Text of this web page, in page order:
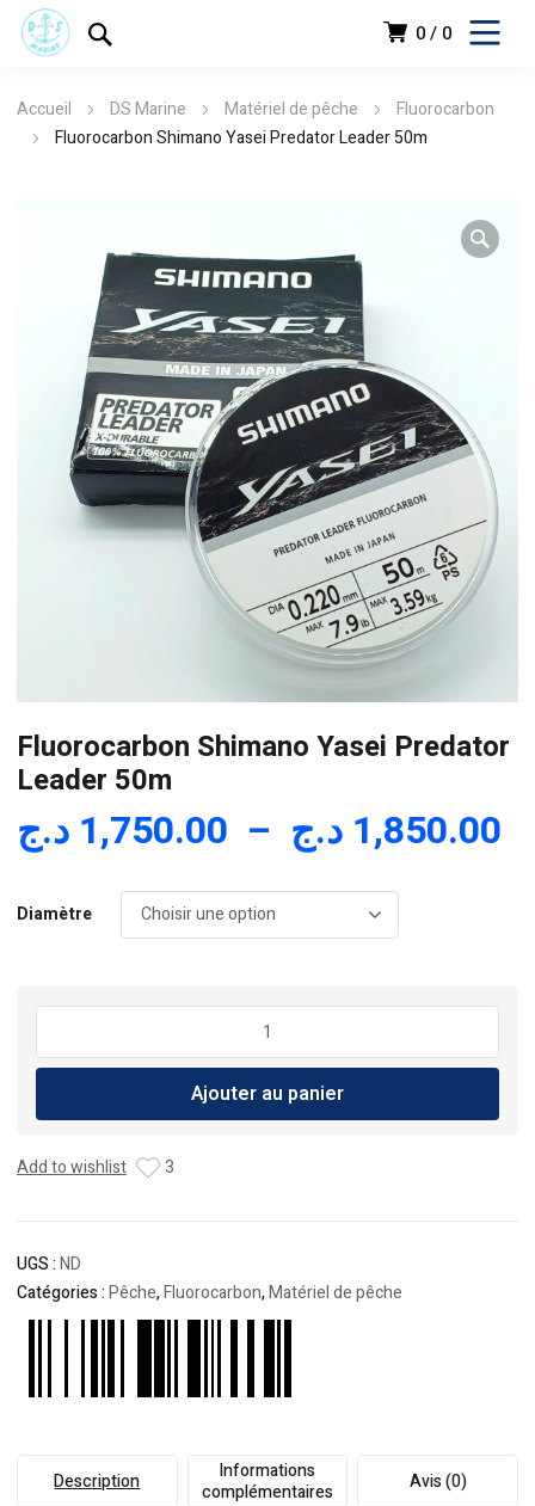
0 0
Accueil DS Marine Matériel de pêche
Fluorocarbon
Fluorocarbon Shimano Yasei Predator Leader 50m
Fluorocarbon Shimano Yasei Predator
Leader 50m
1,750.00 د.ج – 1,850.00 د.ج
Diamètre
Fluorocarbon
Yasei
Leader
Ajouter au panier
Add to wishlist 3
UGS :ND
Catégories :Pêche,Fluorocarbon,Matériel de pêche
Description
Informations
complémentaires
Avis (0)